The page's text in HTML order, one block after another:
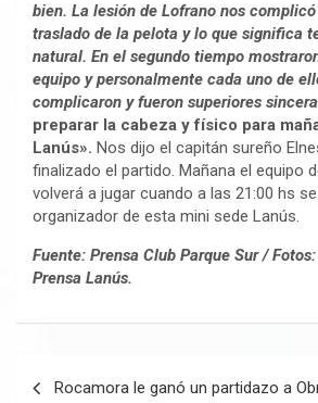
bien. La lesión de Lofrano nos
traslado de la pelota y lo que significa
natural. En el segundo tiempo
equipo y personalmente cada uno de
complicaron y fueron superiores
preparar la cabeza y físico para
Lanús». Nos dijo el capitán sureño
finalizado el partido. Mañana el equipo
volverá a jugar cuando a las 21:00 hs
organizador de esta mini sede Lanús.
Fuente: Prensa Club Parque Sur /
Prensa Lanús.
Rocamora le ganó un partidazo a